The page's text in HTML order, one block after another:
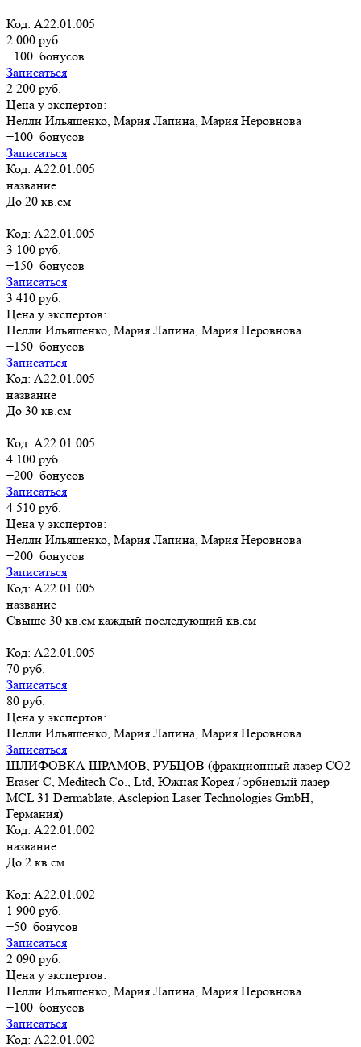
Код: А22.01.005
2 000 руб.
+100 бонусов
Записаться
2 200 руб.
Цена у экспертов:
Нелли Ильяшенко, Мария Лапина, Мария Неровнова
+100 бонусов
Записаться
Код: А22.01.005
название
До 20 кв.см
Код: А22.01.005
3 100 руб.
+150 бонусов
Записаться
3 410 руб.
Цена у экспертов:
Нелли Ильяшенко, Мария Лапина, Мария Неровнова
+150 бонусов
Записаться
Код: А22.01.005
название
До 30 кв.см
Код: А22.01.005
4 100 руб.
+200 бонусов
Записаться
4 510 руб.
Цена у экспертов:
Нелли Ильяшенко, Мария Лапина, Мария Неровнова
+200 бонусов
Записаться
Код: А22.01.005
название
Свыше 30 кв.см каждый последующий кв.см
Код: А22.01.005
70 руб.
Записаться
80 руб.
Цена у экспертов:
Нелли Ильяшенко, Мария Лапина, Мария Неровнова
Записаться
ШЛИФОВКА ШРАМОВ, РУБЦОВ (фракционный лазер СО2
Eraser-C, Meditech Co., Ltd, Южная Корея / эрбиевый лазер
MCL 31 Dermablate, Asclepion Laser Technologies GmbH,
Германия)
Код: A22.01.002
название
До 2 кв.см
Код: A22.01.002
1 900 руб.
+50 бонусов
Записаться
2 090 руб.
Цена у экспертов:
Нелли Ильяшенко, Мария Лапина, Мария Неровнова
+100 бонусов
Записаться
Код: A22.01.002